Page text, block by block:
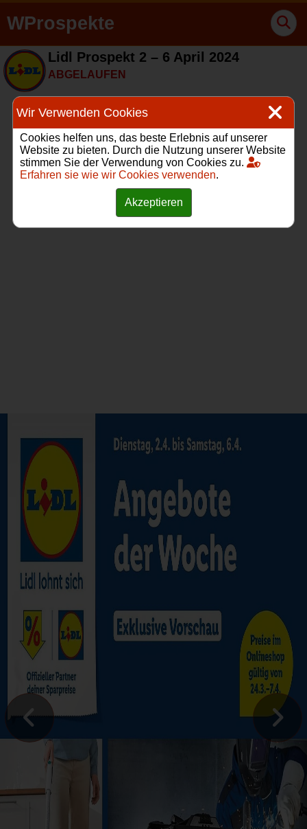
WProspekte
Lidl Prospekt 2 – 6 April 2024
ABGELAUFEN
Wir Verwenden Cookies
Cookies helfen uns, das beste Erlebnis auf unserer
Website zu bieten. Durch die Nutzung unserer Website
stimmen Sie der Verwendung von Cookies zu.
Erfahren sie wie wir Cookies verwenden.
Akzeptieren